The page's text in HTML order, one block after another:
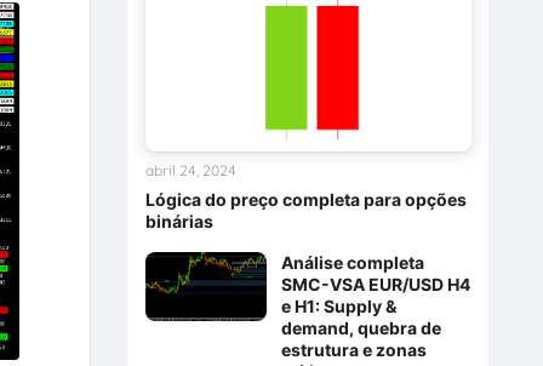
Lógica do preço completa para opções
binárias
abril 24, 2024
Análise completa
SMC-VSA EUR/USD H4
e H1: Supply &
demand, quebra de
estrutura e zonas